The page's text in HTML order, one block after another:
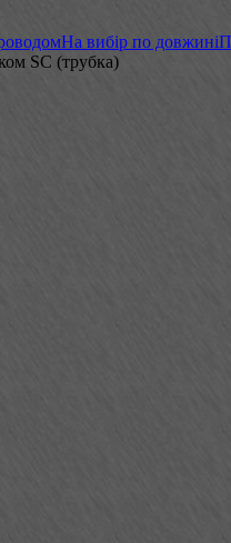
На вибір по довжині
SC (трубка)